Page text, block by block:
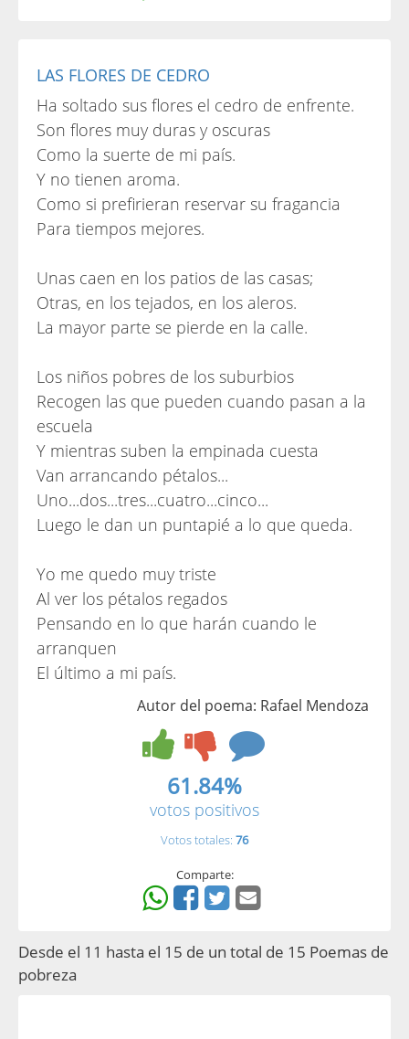
LAS FLORES DE CEDRO
Ha soltado sus flores el cedro de enfrente.
Son flores muy duras y oscuras
Como la suerte de mi país.
Y no tienen aroma.
Como si prefirieran reservar su fragancia
Para tiempos mejores.
Unas caen en los patios de las casas;
Otras, en los tejados, en los aleros.
La mayor parte se pierde en la calle.
Los niños pobres de los suburbios
Recogen las que pueden cuando pasan a la
escuela
Y mientras suben la empinada cuesta
Van arrancando pétalos...
Uno...dos...tres...cuatro...cinco...
Luego le dan un puntapié a lo que queda.
Yo me quedo muy triste
Al ver los pétalos regados
Pensando en lo que harán cuando le
arranquen
El último a mi país.
Autor del poema: Rafael Mendoza
61.84%
votos positivos
Votos totales: 76
Comparte:
Desde el 11 hasta el 15 de un total de 15 Poemas de
pobreza